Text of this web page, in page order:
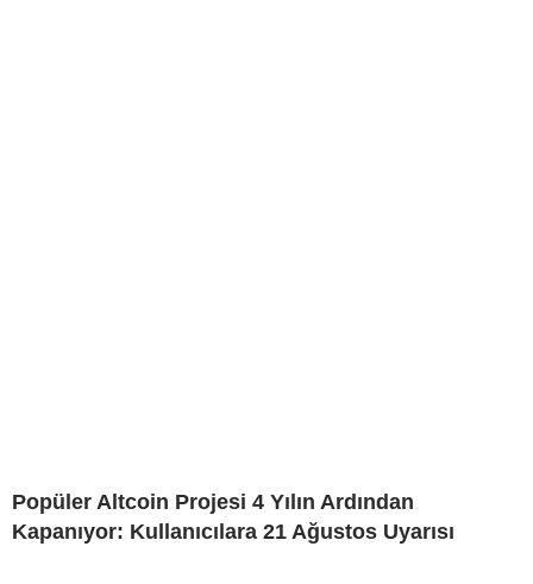
Popüler Altcoin Projesi 4 Yılın Ardından
Kapanıyor: Kullanıcılara 21 Ağustos Uyarısı